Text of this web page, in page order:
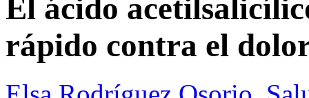
El ácido
rápido contra el